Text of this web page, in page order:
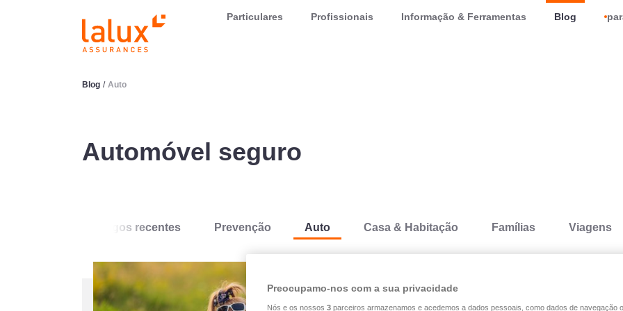
LALUX AssurancesParticulares Profissionais Informação & Ferramentas Blog
Blog / Auto
Automóvel seguro
Artigos recentes Prevenção Auto Casa & Habitação Famílias Viagens
Preocupamo-nos com a sua privacidade
Nós e os nossos 3 parceiros armazenamos e acedemos a dados pessoais, como dados de navegação